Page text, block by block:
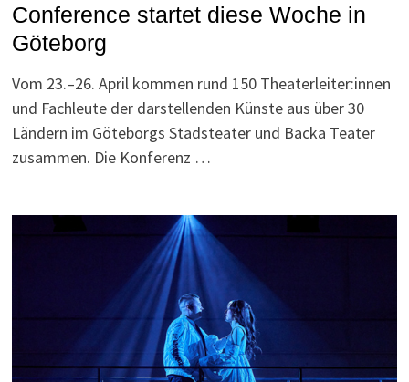
Conference startet diese Woche in
Göteborg
Vom 23.–26. April kommen rund 150 Theaterleiter:innen
und Fachleute der darstellenden Künste aus über 30
Ländern im Göteborgs Stadsteater und Backa Teater
zusammen. Die Konferenz …